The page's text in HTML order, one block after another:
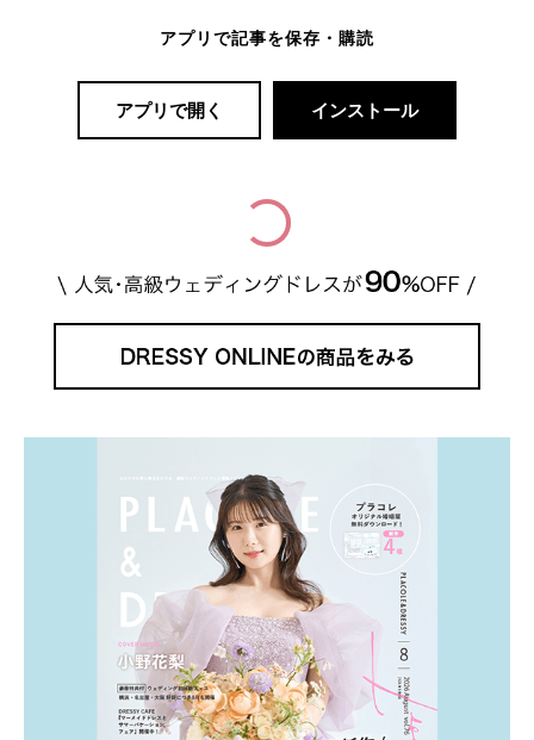
アプリで記事を保存・購読
アプリで開く インストール